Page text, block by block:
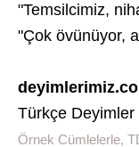
"Temsilcimiz,
"Çok övünüyor,
Türkçe Deyimler
Örnek Cümlelerle,